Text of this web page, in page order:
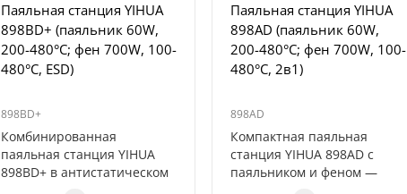
Паяльная станция YIHUA
898BD+ (паяльник 60W,
200-480°C; фен 700W, 100-
480°C, ESD)
898BD+
Комбинированная
паяльная станция YIHUA
898BD+ в антистатическом
Паяльная станция YIHUA
898AD (паяльник 60W,
200-480°C; фен 700W, 100-
480°C, 2в1)
898AD
Компактная паяльная
станция YIHUA 898AD с
паяльником и феном —